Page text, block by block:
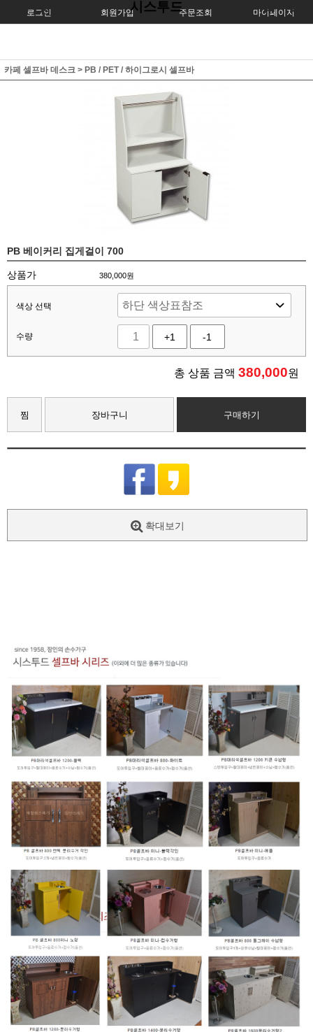
로그인 회원가입 주문조회 마이페이지
시스투드
카페 셀프바 데스크 > PB / PET / 하이그로시 셀프바
PB 베이커리 집게걸이 700
상품가 380,000원
색상 선택
수량 +1 -1
총 상품 금액 380,000원
찜 장바구니 구매하기
확대보기